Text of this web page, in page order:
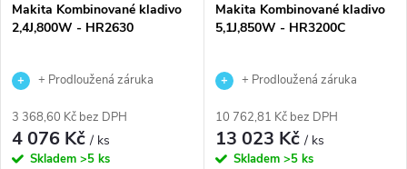
Makita Kombinované kladivo
2,4J,800W - HR2630
+ Prodloužená záruka
3 368,60 Kč bez DPH
4 076 Kč/ ks
Skladem >5 ks
Makita Kombinované kladivo
5,1J,850W - HR3200C
+ Prodloužená záruka
10 762,81 Kč bez DPH
13 023 Kč/ ks
Skladem >5 ks